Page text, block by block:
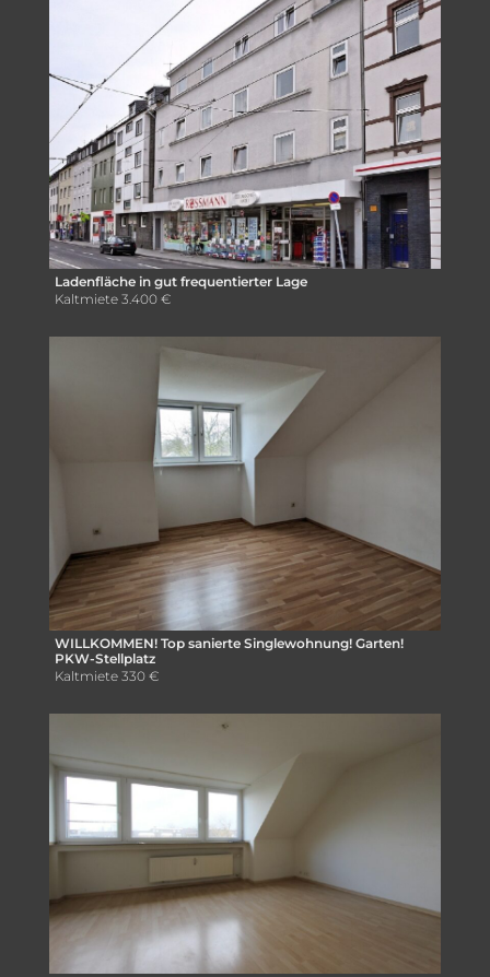
Ladenfläche in gut frequentierter Lage
Kaltmiete 3.400 €
WILLKOMMEN! Top sanierte Singlewohnung! Garten!
PKW-Stellplatz
Kaltmiete 330 €